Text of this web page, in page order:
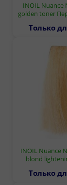
INOIL Nuance
golden toner
Только
INOIL Nuance
blond
Только